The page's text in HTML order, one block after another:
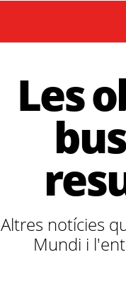
Les
Altres notícies
Mundi i